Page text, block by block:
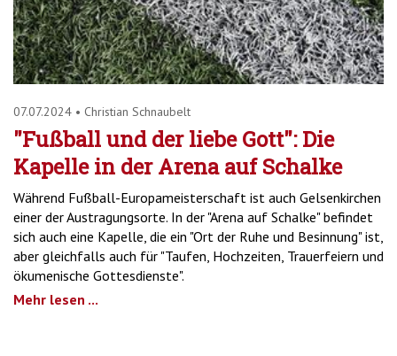
07.07.2024 • Christian Schnaubelt
"Fußball und der liebe Gott": Die
Kapelle in der Arena auf Schalke
Während Fußball-Europameisterschaft ist auch Gelsenkirchen
einer der Austragungsorte. In der "Arena auf Schalke" befindet
sich auch eine Kapelle, die ein "Ort der Ruhe und Besinnung" ist,
aber gleichfalls auch für "Taufen, Hochzeiten, Trauerfeiern und
ökumenische Gottesdienste".
Mehr lesen ...